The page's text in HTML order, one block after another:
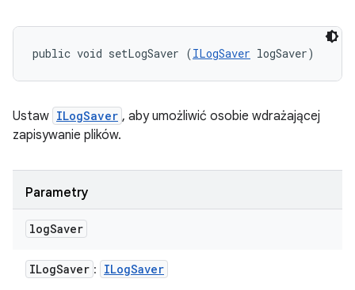
public void setLogSaver (ILogSaver logSaver)
Ustaw ILogSaver , aby umożliwić osobie wdrażającej
zapisywanie plików.
Parametry
logSaver
ILogSaver : ILogSaver